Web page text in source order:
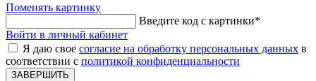
Поменять картинку
Введите код с картинки*
Войти в личный кабинет
Я даю свое согласие на обработку персональных данных в
соответствии с политикой конфиденциальности